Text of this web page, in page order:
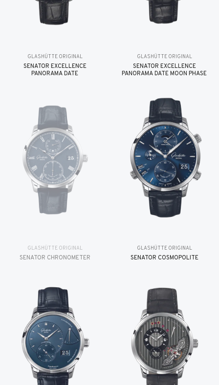
GLASHÜTTE ORIGINAL
SENATOR EXCELLENCE
PANORAMA DATE
GLASHÜTTE ORIGINAL
SENATOR EXCELLENCE
PANORAMA DATE MOON PHASE
GLASHÜTTE ORIGINAL
SENATOR CHRONOMETER
GLASHÜTTE ORIGINAL
SENATOR COSMOPOLITE